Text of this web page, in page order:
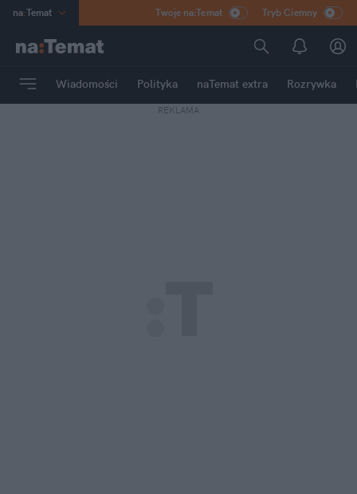
na:Temat
Poland
mama
Twoje na:Temat Tryb Ciemny
Wiadomości Polityka naTemat extra Rozrywka
REKLAMA